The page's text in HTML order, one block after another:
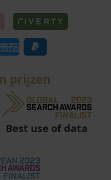
prijzen
Best use of data